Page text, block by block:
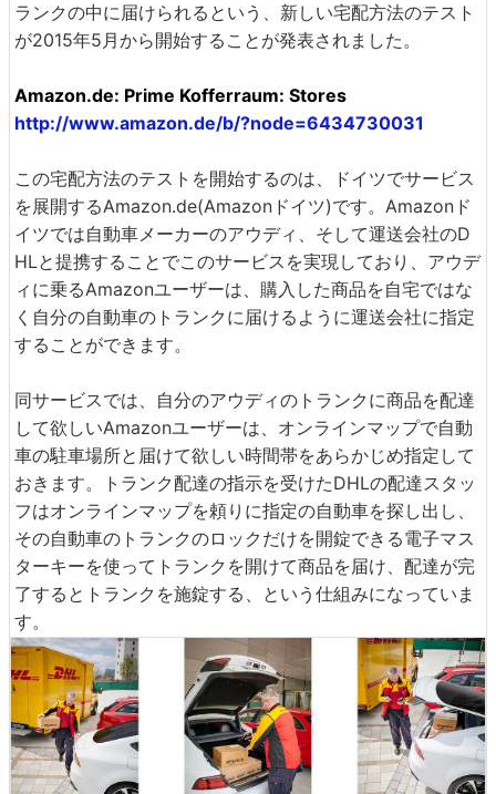
ランクの中に届けられるという、新しい宅配方法のテスト
が2015年5月から開始することが発表されました。
Amazon.de: Prime Kofferraum: Stores
http://www.amazon.de/b/?node=6434730031
この宅配方法のテストを開始するのは、ドイツでサービス
を展開するAmazon.de(Amazonドイツ)です。Amazonド
イツでは自動車メーカーのアウディ、そして運送会社のD
HLと提携することでこのサービスを実現しており、アウデ
ィに乗るAmazonユーザーは、購入した商品を自宅ではな
く自分の自動車のトランクに届けるように運送会社に指定
することができます。
同サービスでは、自分のアウディのトランクに商品を配達
して欲しいAmazonユーザーは、オンラインマップで自動
車の駐車場所と届けて欲しい時間帯をあらかじめ指定して
おきます。トランク配達の指示を受けたDHLの配達スタッ
フはオンラインマップを頼りに指定の自動車を探し出し、
その自動車のトランクのロックだけを開錠できる電子マス
ターキーを使ってトランクを開けて商品を届け、配達が完
了するとトランクを施錠する、という仕組みになっていま
す。